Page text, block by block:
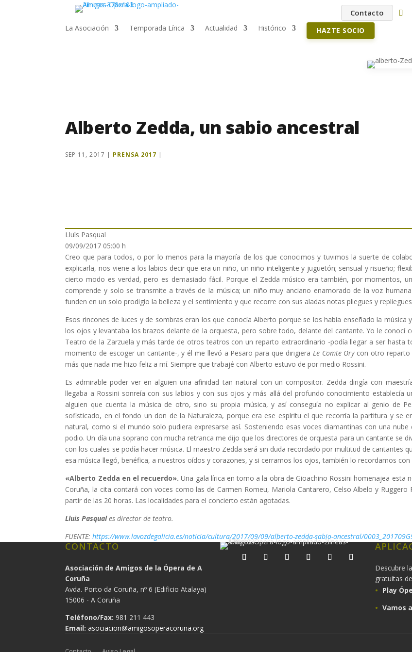
Contacto
La Asociación Temporada Lírica Actualidad Histórico HAZTE SOCIO
Alberto Zedda, un sabio ancestral
SEP 11, 2017 | PRENSA 2017 |
Lluìs Pasqual
09/09/2017 05:00 h
Creo que para todos, o por lo menos para la mayoría de los que conocimos y tuvimos la suerte de
explicarla, nos viene a los labios decir que era un niño, un niño inteligente y juguetón; sensual y risueño;
cierto modo es verdad, pero es demasiado fácil. Porque el Zedda músico era también, por momentos,
comprende y solo se transmite a través de la música; un niño muy anciano enamorado de la voz
funden en un solo prodigio la belleza y el sentimiento y que recorre con sus aladas notas pliegues y
Esos rincones de luces y de sombras eran los que conocía Alberto porque se los había enseñado la
los ojos y levantaba los brazos delante de la orquesta, pero sobre todo, delante del cantante. Yo le conocí
Teatro de la Zarzuela y más tarde de otros teatros con un reparto extraordinario -podía llegar a ser hasta
momento de escoger un cantante-, y él me llevó a Pesaro para que dirigiera Le Comte Orycon otro reparto
más que nada me hizo feliz a mí. Siempre que trabajé con Alberto estuvo de por medio Rossini.
Es admirable poder ver en alguien una afinidad tan natural con un compositor. Zedda dirigía con
llegaba a Rossini sonreía con sus labios y con sus ojos y más allá del profundo conocimiento establecía
alguien que cuenta la música de otro, sino su propia música, y así conseguía no explicar al genio de
sofisticado, en el fondo un don de la Naturaleza, porque era ese espíritu el que recorría la partitura y se
natural, como si el mundo solo pudiera expresarse así. Sosteniendo esas voces diamantinas con una
podio. Un día una soprano con mucha retranca me dijo que los directores de orquesta para un cantante se
con los cuales se podía hacer música. El maestro Zedda será sin duda recordado por multitud de cantantes
esa música llegó, benéfica, a nuestros oídos y corazones, y si cerramos los ojos, también lo recordamos con
«Alberto Zedda en el recuerdo».Una gala lírica en torno a la obra de Gioachino Rossini homenajea esta
Coruña, la cita contará con voces como las de Carmen Romeu, Mariola Cantarero, Celso Albelo y
partir de las 20 horas. Las localidades para el concierto están agotadas.
Lluìs Pasquales director de teatro.
FUENTE:https://www.lavozdegalicia.es/noticia/cultura/2017/09/09/alberto-zedda-sabio-ancestral/
CONTACTO
Asociación de Amigos de la Ópera de A
Coruña
Avda. Porto da Coruña, nº 6 (Edificio Atalaya)
15006 - A Coruña
Teléfono/Fax: 981 211 443
Email: asociacion@amigosoperacoruna.org
Descubre
gratuitas
Play
Vamos